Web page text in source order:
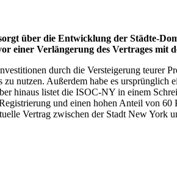
über die Entwicklung der Städte-
einer Verlängerung des Vertrages
durch die Versteigerung teurer
nutzen. Außerdem habe es
hinaus listet die ISOC-NY in einem
und einen hohen Anteil von
Vertrag zwischen der Stadt New York